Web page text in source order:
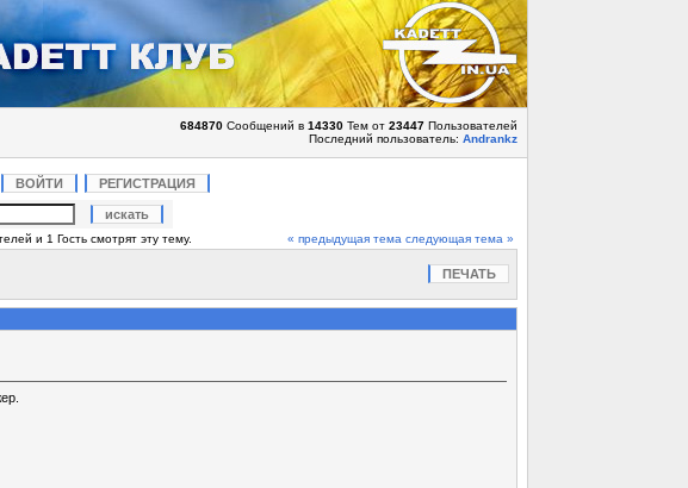
684870Сообщений в 14330Тем от 23447Пользователей
Последний пользователь: Andrankz
ВОЙТИ РЕГИСТРАЦИЯ
и 1 Гость смотрят эту тему. « предыдущая тема следующая тема »
ПЕЧАТЬ